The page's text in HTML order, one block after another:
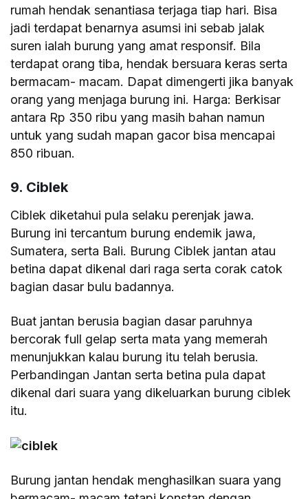
rumah hendak senantiasa terjaga tiap hari. Bisa
jadi terdapat benarnya asumsi ini sebab jalak
suren ialah burung yang amat responsif. Bila
terdapat orang tiba, hendak bersuara keras serta
bermacam- macam. Dapat dimengerti jika banyak
orang yang menjaga burung ini. Harga: Berkisar
antara Rp 350 ribu yang masih bahan namun
untuk yang sudah mapan gacor bisa mencapai
850 ribuan.
9. Ciblek
Ciblek diketahui pula selaku perenjak jawa.
Burung ini tercantum burung endemik jawa,
Sumatera, serta Bali. Burung Ciblek jantan atau
betina dapat dikenal dari raga serta corak catok
bagian dasar bulu badannya.
Buat jantan berusia bagian dasar paruhnya
bercorak full gelap serta mata yang memerah
menunjukkan kalau burung itu telah berusia.
Perbandingan Jantan serta betina pula dapat
dikenal dari suara yang dikeluarkan burung ciblek
itu.
Burung jantan hendak menghasilkan suara yang